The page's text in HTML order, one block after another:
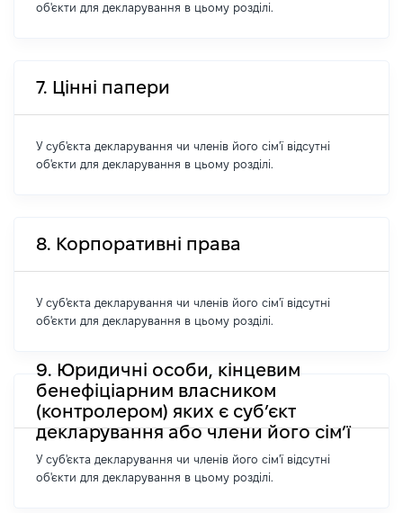
об'єкти для декларування в цьому розділі.
7. Цінні папери
У суб'єкта декларування чи членів його сім'ї відсутні
об'єкти для декларування в цьому розділі.
8. Корпоративні права
У суб'єкта декларування чи членів його сім'ї відсутні
об'єкти для декларування в цьому розділі.
9. Юридичні особи, кінцевим
бенефіціарним власником
(контролером) яких є суб’єкт
декларування або члени його сім’ї
У суб'єкта декларування чи членів його сім'ї відсутні
об'єкти для декларування в цьому розділі.